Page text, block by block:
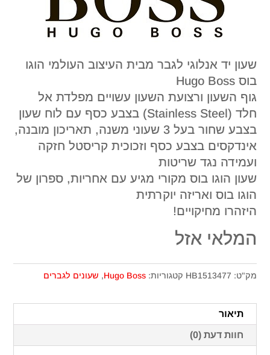
שעון יד אנלוגי לגבר מבית העיצוב העולמי הוגו
בוס Hugo Boss
גוף השעון ורצועת השעון עשויים מפלדת אל
חלד (Stainless Steel) בצבע כסף עם לוח שעון
בצבע שחור בעל 3 שעוני משנה, תאריכון מובנה,
אינדקסים בצבע כסף וזכוכית קריסטל חזקה
ועמידה נגד שריטות
שעון הוגו בוס מקורי מגיע עם אחריות, ספרון של
הוגו בוס ואריזה יוקרתית
היזהרו מחיקויים!
המלאי אזל
מק"ט: HB1513477 קטגוריות:Hugo Boss
, שעונים לגברים
תיאור
חוות דעת (0)